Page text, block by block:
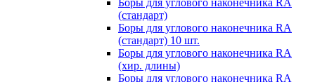
Боры для углового наконечника RA
(стандарт)
Боры для углового наконечника RA
(стандарт) 10 шт.
Боры для углового наконечника RA
(хир. длины)
Боры для углового наконечника RA